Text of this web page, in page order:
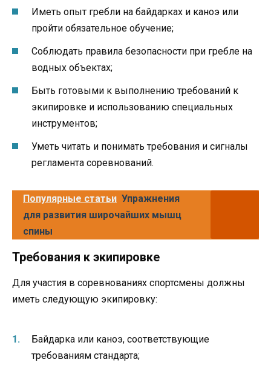
Иметь опыт гребли на байдарках и каноэ или
пройти обязательное обучение;
Соблюдать правила безопасности при гребле на
водных объектах;
Быть готовыми к выполнению требований к
экипировке и использованию специальных
инструментов;
Уметь читать и понимать требования и сигналы
регламента соревнований.
Популярные статьи Упражнения
для развития широчайших мышц
спины
Требования к экипировке
Для участия в соревнованиях спортсмены должны
иметь следующую экипировку:
Байдарка или каноэ, соответствующие
требованиям стандарта;